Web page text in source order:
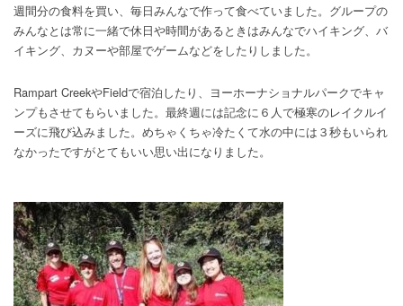
週間分の食料を買い、毎日みんなで作って食べていました。グループの
みんなとは常に一緒で休日や時間があるときはみんなでハイキング、バ
イキング、カヌーや部屋でゲームなどをしたりしました。
Rampart CreekやFieldで宿泊したり、ヨーホーナショナルパークでキャ
ンプもさせてもらいました。最終週には記念に６人で極寒のレイクルイ
ーズに飛び込みました。めちゃくちゃ冷たくて水の中には３秒もいられ
なかったですがとてもいい思い出になりました。